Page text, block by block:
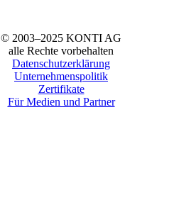
© 2003–2025 KONTI AG
alle Rechte vorbehalten
Datenschutzerklärung
Unternehmenspolitik
Zertifikate
Für Medien und Partner